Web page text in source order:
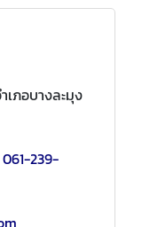
ภอบางละมุง
061-239-